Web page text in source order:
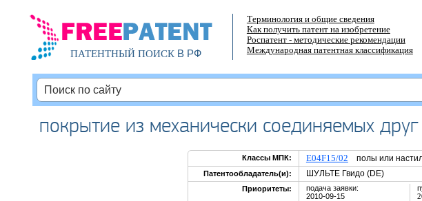
ПАТЕНТНЫЙ ПОИСКВ РФ
Терминология и общие сведения
Как получить патент на изобретение
Роспатент - методические рекомендации
Международная патентная классификация
покрытие из механически соединяемых
Классы МПК: E04F15/02 полы или
Патентообладатель(и): ШУЛЬТЕ Гвидо (DE)
Приоритеты:
подача заявки:
2010-09-15